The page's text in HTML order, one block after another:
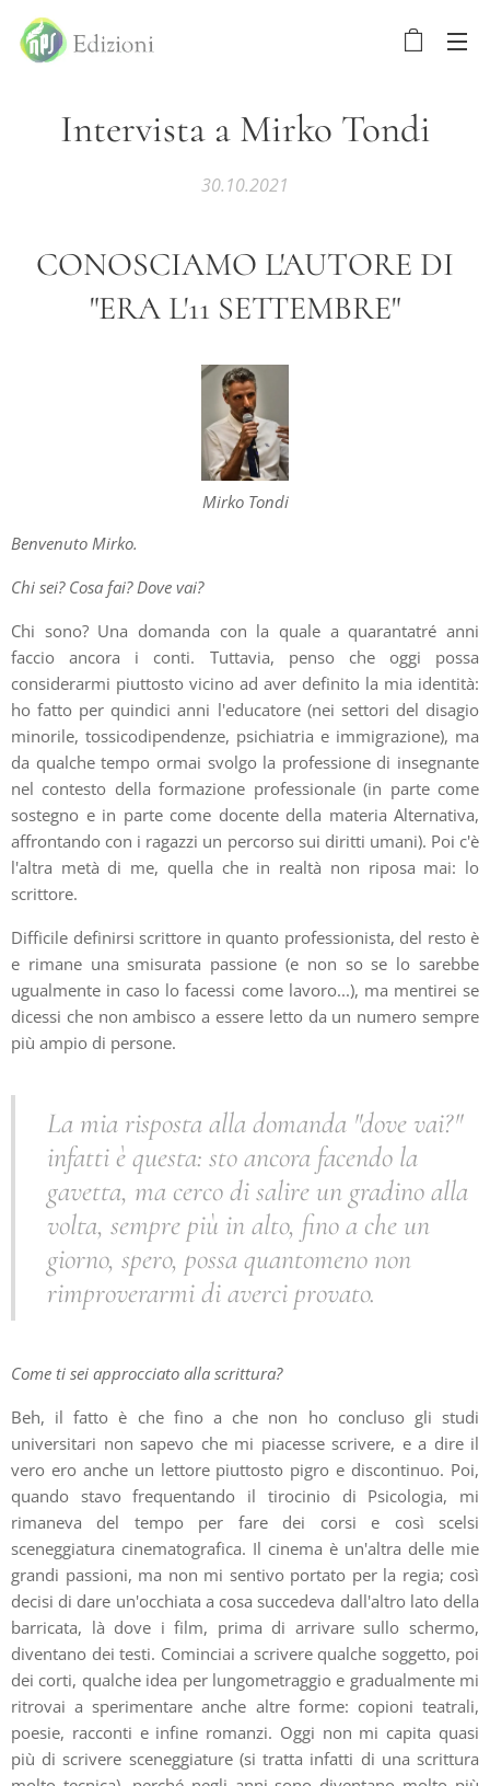
Intervista a Mirko Tondi
30.10.2021
CONOSCIAMO L'AUTORE DI
"ERA L'11 SETTEMBRE"
Mirko Tondi
Benvenuto Mirko.
Chi sei? Cosa fai? Dove vai?
Chi sono? Una domanda con la quale a quarantatré anni
faccio ancora i conti. Tuttavia, penso che oggi possa
considerarmi piuttosto vicino ad aver definito la mia identità:
ho fatto per quindici anni l'educatore (nei settori del disagio
minorile, tossicodipendenze, psichiatria e immigrazione), ma
da qualche tempo ormai svolgo la professione di insegnante
nel contesto della formazione professionale (in parte come
sostegno e in parte come docente della materia Alternativa,
affrontando con i ragazzi un percorso sui diritti umani). Poi c'è
l'altra metà di me, quella che in realtà non riposa mai: lo
scrittore.
Difficile definirsi scrittore in quanto professionista, del resto è
e rimane una smisurata passione (e non so se lo sarebbe
ugualmente in caso lo facessi come lavoro...), ma mentirei se
dicessi che non ambisco a essere letto da un numero sempre
più ampio di persone.
La mia risposta alla domanda "dove vai?"
infatti è questa: sto ancora facendo la
gavetta, ma cerco di salire un gradino alla
volta, sempre più in alto, fino a che un
giorno, spero, possa quantomeno non
rimproverarmi di averci provato.
Come ti sei approcciato alla scrittura?
Beh, il fatto è che fino a che non ho concluso gli studi
universitari non sapevo che mi piacesse scrivere, e a dire il
vero ero anche un lettore piuttosto pigro e discontinuo. Poi,
quando stavo frequentando il tirocinio di Psicologia, mi
rimaneva del tempo per fare dei corsi e così scelsi
sceneggiatura cinematografica. Il cinema è un'altra delle mie
grandi passioni, ma non mi sentivo portato per la regia; così
decisi di dare un'occhiata a cosa succedeva dall'altro lato della
barricata, là dove i film, prima di arrivare sullo schermo,
diventano dei testi. Cominciai a scrivere qualche soggetto, poi
dei corti, qualche idea per lungometraggio e gradualmente mi
ritrovai a sperimentare anche altre forme: copioni teatrali,
poesie, racconti e infine romanzi. Oggi non mi capita quasi
più di scrivere sceneggiature (si tratta infatti di una scrittura